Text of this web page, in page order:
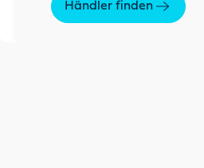
Händler finden